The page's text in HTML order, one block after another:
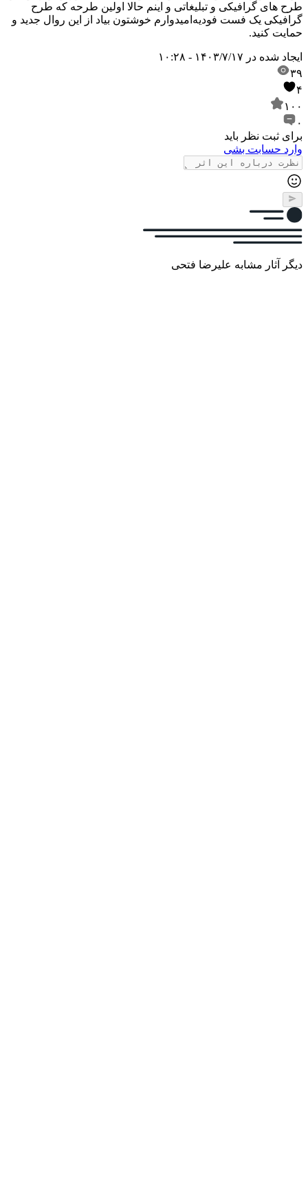
طرح های گرافیکی و تبلیغاتی و اینم حالا اولین طرحه که طرح
گرافیکی یک فست فودیه امیدوارم خوشتون بیاد از این روال جدید و
حمایت کنید.
ایجاد شده در ۱۴۰۳/۷/۱۷ - ۱۰:۲۸
۳۹
۴
۱۰۰
۰
برای ثبت نظر باید
وارد حسابت بشی
دیگر آثار مشابه علیرضا فتحی